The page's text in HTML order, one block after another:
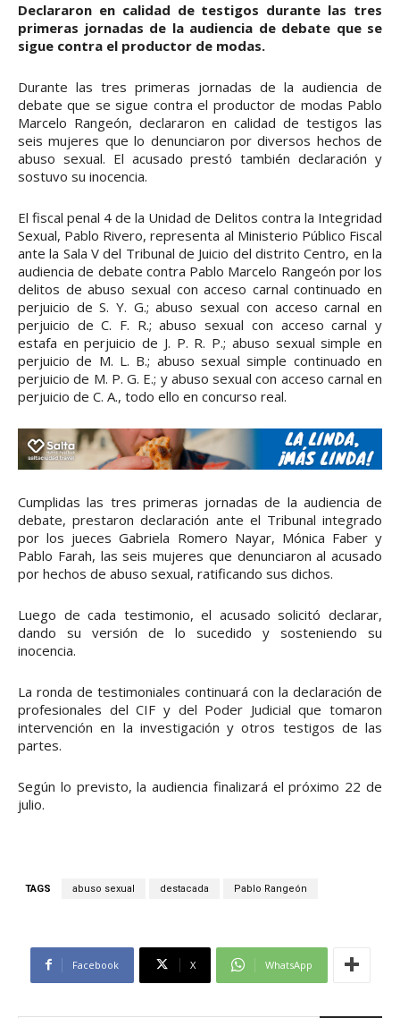
Declararon en calidad de testigos durante las tres
primeras jornadas de la audiencia de debate que se
sigue contra el productor de modas.
Durante las tres primeras jornadas de la audiencia de
debate que se sigue contra el productor de modas Pablo
Marcelo Rangeón, declararon en calidad de testigos las
seis mujeres que lo denunciaron por diversos hechos de
abuso sexual. El acusado prestó también declaración y
sostuvo su inocencia.
El fiscal penal 4 de la Unidad de Delitos contra la Integridad
Sexual, Pablo Rivero, representa al Ministerio Público Fiscal
ante la Sala V del Tribunal de Juicio del distrito Centro, en la
audiencia de debate contra Pablo Marcelo Rangeón por los
delitos de abuso sexual con acceso carnal continuado en
perjuicio de S. Y. G.; abuso sexual con acceso carnal en
perjuicio de C. F. R.; abuso sexual con acceso carnal y
estafa en perjuicio de J. P. R. P.; abuso sexual simple en
perjuicio de M. L. B.; abuso sexual simple continuado en
perjuicio de M. P. G. E.; y abuso sexual con acceso carnal en
perjuicio de C. A., todo ello en concurso real.
Cumplidas las tres primeras jornadas de la audiencia de
debate, prestaron declaración ante el Tribunal integrado
por los jueces Gabriela Romero Nayar, Mónica Faber y
Pablo Farah, las seis mujeres que denunciaron al acusado
por hechos de abuso sexual, ratificando sus dichos.
Luego de cada testimonio, el acusado solicitó declarar,
dando su versión de lo sucedido y sosteniendo su
inocencia.
La ronda de testimoniales continuará con la declaración de
profesionales del CIF y del Poder Judicial que tomaron
intervención en la investigación y otros testigos de las
partes.
Según lo previsto, la audiencia finalizará el próximo 22 de
julio.
TAGS abuso sexual destacada Pablo Rangeón
Facebook X WhatsApp